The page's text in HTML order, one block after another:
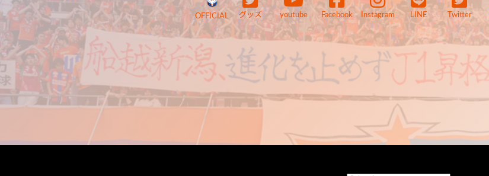
OFFICIAL グッズ youtube Facebook Instagram LINE Twitter